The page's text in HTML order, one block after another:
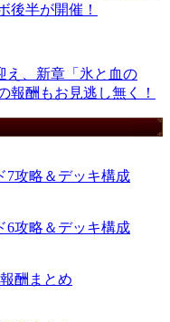
後半が開催！
え、新章「氷と血の
報酬もお見逃し無く！
7攻略＆デッキ構成
6攻略＆デッキ構成
酬まとめ